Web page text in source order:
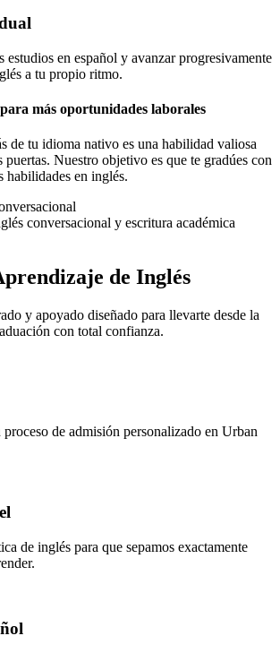
estudios en español y avanzar progresivamente
a tu propio ritmo.
más oportunidades laborales
de tu idioma nativo es una habilidad valiosa
puertas. Nuestro objetivo es que te gradúes con
habilidades en inglés.
conversacional y escritura académica
de Inglés
y apoyado diseñado para llevarte desde la
con total confianza.
de admisión personalizado en Urban
de inglés para que sepamos exactamente